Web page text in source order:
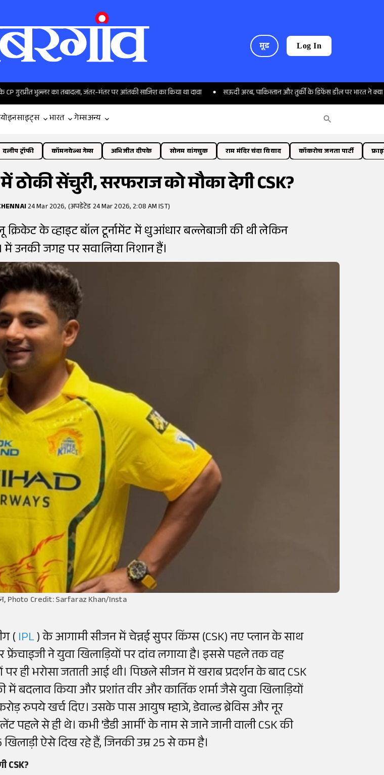
मूड Log In
भुल्लर का तबादला, जंतर-मंतर पर आंतकी साजिश का किया था दावा सऊदी अरब, पाकिस्तान और तुर्की के डिफेंस डील पर भारत ने क्या कहा?
इनसाइट्स भारत गेम्सअन्य
दलीप ट्रॉफी कॉमनवेल्थ गेम्स अभिजीत दीपके सोनम वांगचुक राम मंदिर चंदा विवाद कॉकरोच जनता पार्टी
में ठोकी सेंचुरी, सरफराज को मौका देगी CSK?
24 Mar 2026, (अपडेटेड 24 Mar 2026, 2:08 AM IST)
के व्हाइट बॉल टूर्नामेंट में धुआंधार बल्लेबाजी की थी लेकिन
उनकी जगह पर सवालिया निशान हैं।
Photo Credit: Sarfaraz Khan/Insta
(IPL) के आगामी सीजन में चेन्नई सुपर किंग्स (CSK) नए प्लान के साथ
फ्रेंचाइजी ने युवा खिलाड़ियों पर दांव लगाया है। इससे पहले तक वह
ही भरोसा जताती आई थी। पिछले सीजन में खराब प्रदर्शन के बाद CSK
बदलाव किया और प्रशांत वीर और कार्तिक शर्मा जैसे युवा खिलाड़ियों
रुपये खर्च दिए। उसके पास आयुष म्हात्रे, डेवाल्ड ब्रेविस और नूर
पहले से ही थे। कभी 'डैडी आर्मी' के नाम से जाने जानी वाली CSK की
ऐसे दिख रहे हैं, जिनकी उम्र 25 से कम है।
CSK?